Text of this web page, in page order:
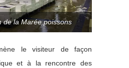
de la Marée poissons
le visiteur de façon
et à la rencontre des